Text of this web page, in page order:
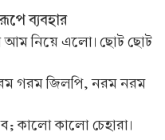
ব্যবহার
নিয়ে এলো। ছোট ছোট
গরম জিলপি, নরম নরম
কালো কালো চেহারা।